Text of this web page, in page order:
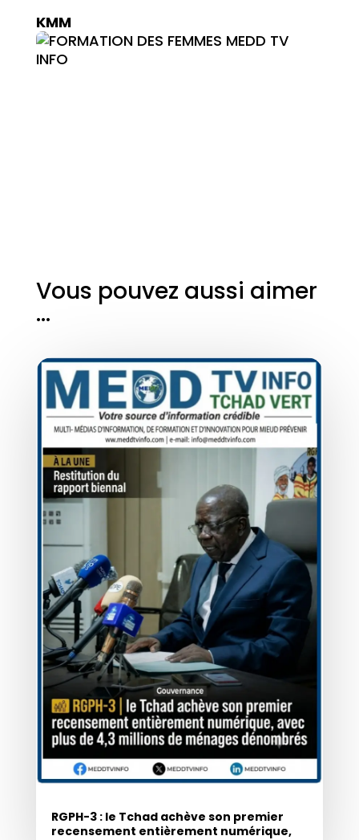
KMM
Vous pouvez aussi aimer
…
RGPH-3 : le Tchad achève son premier
recensement entièrement numérique,